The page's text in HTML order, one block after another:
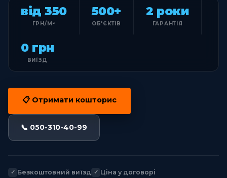
від 350
ГРН/М²
500+
ОБ'ЄКТІВ
2 роки
ГАРАНТІЯ
0 грн
ВИЇЗД
📋 Отримати кошторис
📞 050-310-40-99
Безкоштовний виїзд
Ціна у договорі